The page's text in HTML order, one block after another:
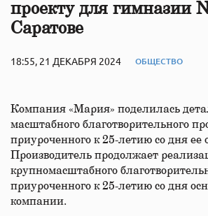
проекту для гимназии
Саратове
18:55, 21 ДЕКАБРЯ 2024 ОБЩЕСТВО
Компания «Мария» поделилась
масштабного благотворительного
приуроченного к 25-летию со дня ее
Производитель продолжает
крупномасштабного
приуроченного к 25-летию со дня
компании.